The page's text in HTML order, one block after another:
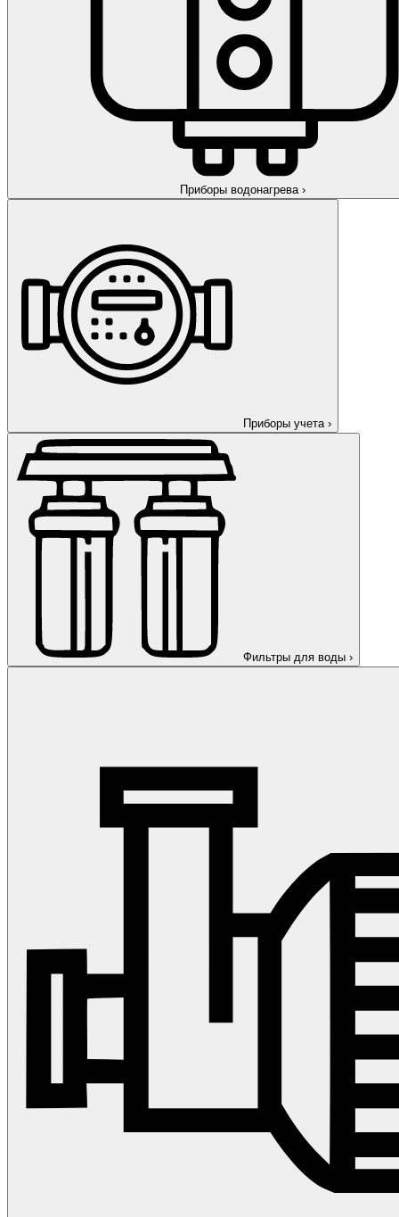
Приборы водонагрева ›
Приборы учета ›
Фильтры для воды ›